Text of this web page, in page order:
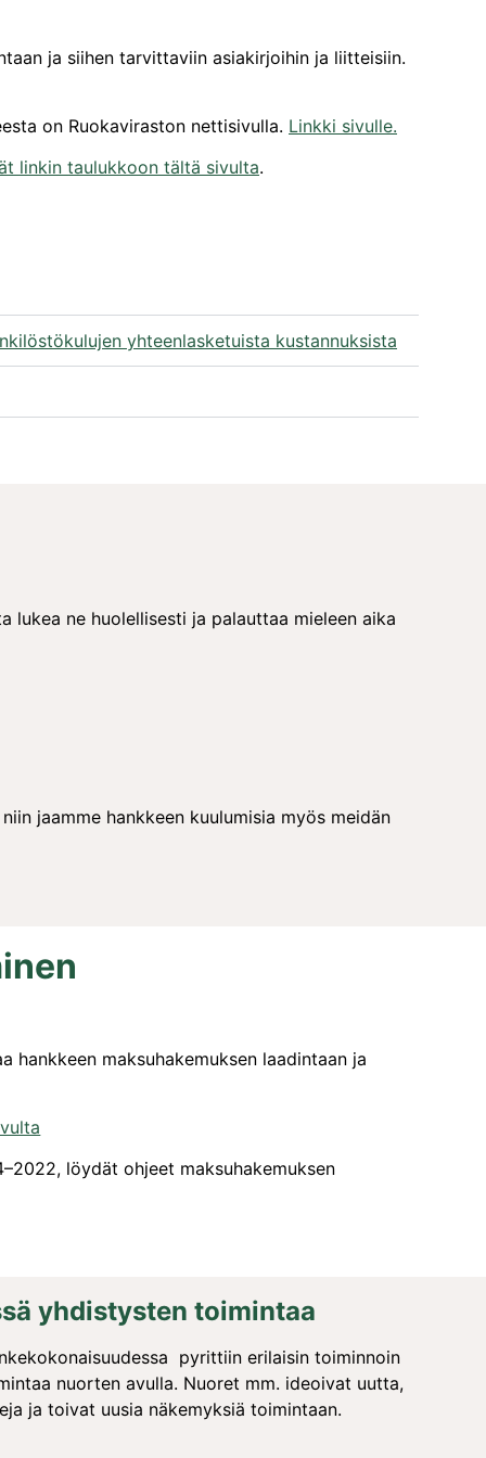
ja siihen tarvittaviin asiakirjoihin ja liitteisiin.
on Ruokaviraston nettisivulla. Linkki sivulle.
linkin taulukkoon tältä sivulta.
yhteenlasketuista kustannuksista
ne huolellisesti ja palauttaa mieleen aika
jaamme hankkeen kuulumisia myös meidän
hankkeen maksuhakemuksen laadintaan ja
löydät ohjeet maksuhakemuksen
yhdistysten toimintaa
pyrittiin erilaisin toiminnoin
nuorten avulla. Nuoret mm. ideoivat uutta,
ja toivat uusia näkemyksiä toimintaan.